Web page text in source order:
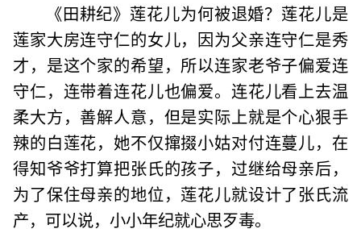
《田耕纪》莲花儿为何被退婚？莲花儿是
莲家大房连守仁的女儿，因为父亲连守仁是秀
才，是这个家的希望，所以连家老爷子偏爱连
守仁，连带着连花儿也偏爱。连花儿看上去温
柔大方，善解人意，但是实际上就是个心狠手
辣的白莲花，她不仅撺掇小姑对付连蔓儿，在
得知爷爷打算把张氏的孩子，过继给母亲后，
为了保住母亲的地位，莲花儿就设计了张氏流
产，可以说，小小年纪就心思歹毒。